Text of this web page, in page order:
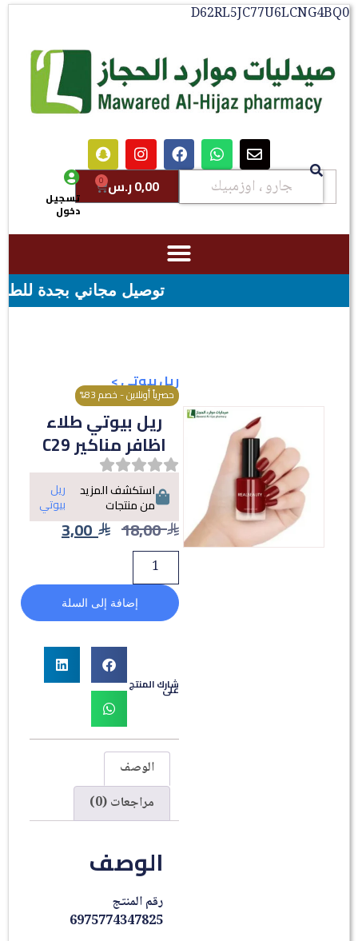
D62RL5JC77U6LCNG4BQ0
0,00ر.س 0
تسجيل
دخول
توصيل مجاني بجدة للطلبات فوق قيمه ال ١٠٠ ريال - شحن
ريل بيوتي>
حصرياً أونلاين - خصم 83%
ريل بيوتي طلاء
اظافر مناكير C29
استكشف المزيد
من منتجات
ريل
بيوتي
18,00
3,00
إضافة إلى السلة
شارك المنتج
على
الوصف
مراجعات (0)
الوصف
رقم المنتج
6975774347825